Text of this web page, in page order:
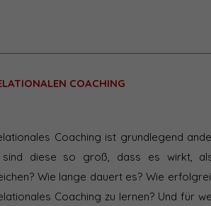
COACHING
Coaching ist grundlegend
diese so groß, dass es wirkt,
Wie lange dauert es? Wie
Coaching zu lernen? Und für